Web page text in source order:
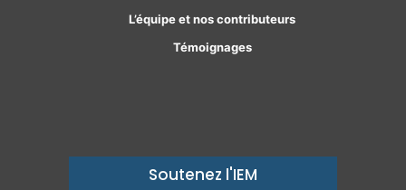
L’équipe et nos contributeurs
Témoignages
Soutenez l'IEM